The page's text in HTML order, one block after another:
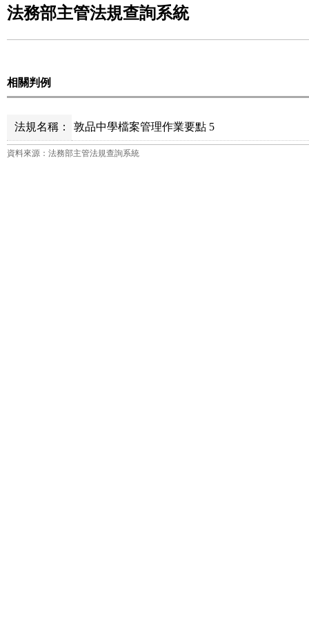
法務部主管法規查詢系統
相關判例
法規名稱： 敦品中學檔案管理作業要點 5
資料來源：法務部主管法規查詢系統